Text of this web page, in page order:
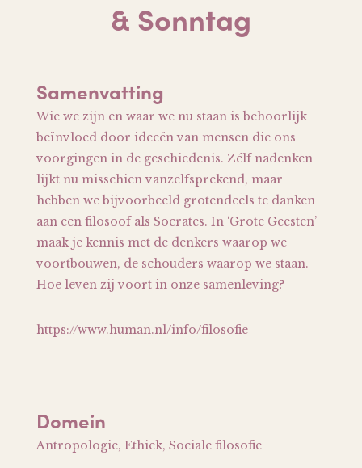
& Sonntag
Samenvatting
Wie we zijn en waar we nu staan is behoorlijk
beïnvloed door ideeën van mensen die ons
voorgingen in de geschiedenis. Zélf nadenken
lijkt nu misschien vanzelfsprekend, maar
hebben we bijvoorbeeld grotendeels te danken
aan een filosoof als Socrates. In ‘Grote Geesten’
maak je kennis met de denkers waarop we
voortbouwen, de schouders waarop we staan.
Hoe leven zij voort in onze samenleving?
https://www.human.nl/info/filosofie
Domein
Antropologie, Ethiek, Sociale filosofie